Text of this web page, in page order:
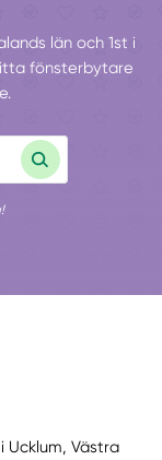
län och 1st i
fönsterbytare
Västra